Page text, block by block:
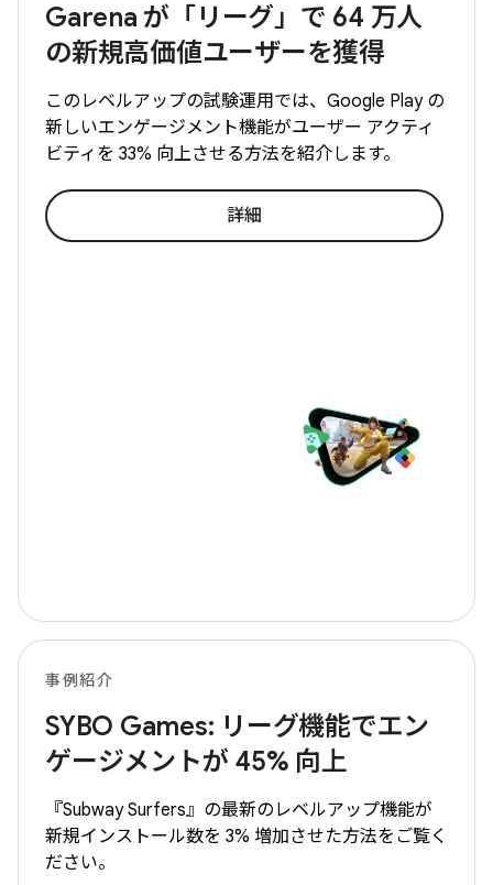
Garena が「リーグ」で 64 万人
の新規高価値ユーザーを獲得
このレベルアップの試験運用では、Google Play の
新しいエンゲージメント機能がユーザー アクティ
ビティを 33% 向上させる方法を紹介します。
詳細
事例紹介
SYBO Games: リーグ機能でエン
ゲージメントが 45% 向上
『Subway Surfers』の最新のレベルアップ機能が
新規インストール数を 3% 増加させた方法をご覧く
ださい。